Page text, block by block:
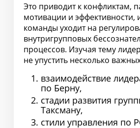
Это приводит к конфликтам,
мотивации и эффективности,
команды уходит на
внутригрупповых
процессов. Изучая тему
не упустить несколько
взаимодействие
по Берну,
стадии развития
Таксману,
стили управления по